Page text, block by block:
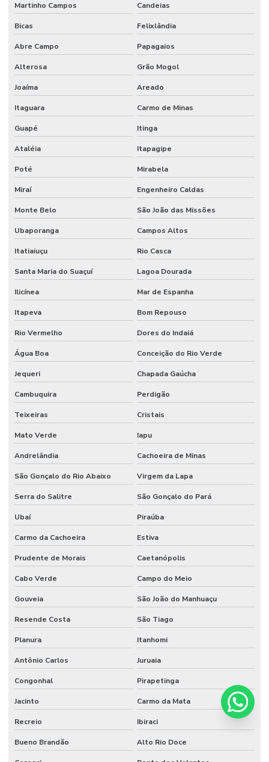
Martinho Campos Candeias
Bicas Felixlândia
Abre Campo Papagaios
Alterosa Grão Mogol
Joaíma Areado
Itaguara Carmo de Minas
Guapé Itinga
Ataléia Itapagipe
Poté Mirabela
Miraí Engenheiro Caldas
Monte Belo São João das Missões
Ubaporanga Campos Altos
Itatiaiuçu Rio Casca
Santa Maria do Suaçuí Lagoa Dourada
Ilicínea Mar de Espanha
Itapeva Bom Repouso
Rio Vermelho Dores do Indaiá
Água Boa Conceição do Rio Verde
Jequeri Chapada Gaúcha
Cambuquira Perdigão
Teixeiras Cristais
Mato Verde Iapu
Andrelândia Cachoeira de Minas
São Gonçalo do Rio Abaixo Virgem da Lapa
Serra do Salitre São Gonçalo do Pará
Ubaí Piraúba
Carmo da Cachoeira Estiva
Prudente de Morais Caetanópolis
Cabo Verde Campo do Meio
Gouveia São João do Manhuaçu
Resende Costa São Tiago
Planura Itanhomi
Antônio Carlos Juruaia
Congonhal Pirapetinga
Jacinto Carmo da Mata
Recreio Ibiraci
Bueno Brandão Alto Rio Doce